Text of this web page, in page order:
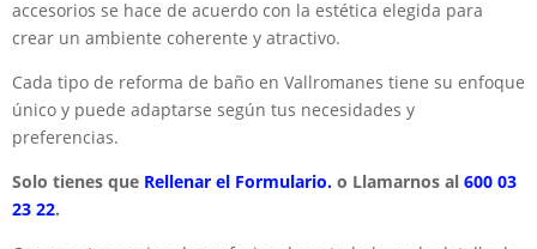
accesorios se hace de acuerdo con la estética elegida para
crear un ambiente coherente y atractivo.
Cada tipo de reforma de baño en Vallromanes tiene su enfoque
único y puede adaptarse según tus necesidades y
preferencias.
Solo tienes que Rellenar el Formulario. o Llamarnos al 600 03
23 22.